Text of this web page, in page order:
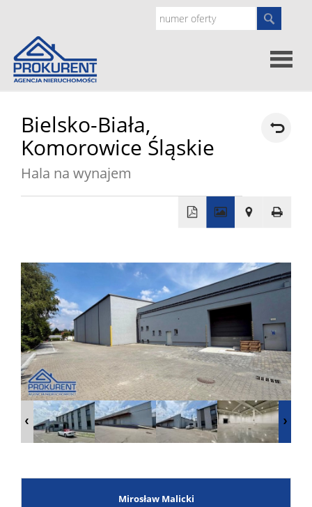
nas
Zgłoś
Zgłoś
ofertę
Bielsko-Biała,
Komorowice Śląskie
Hala na wynajem
−
Mirosław Malicki